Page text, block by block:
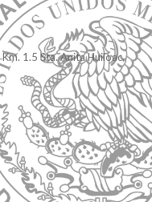
1.5 Sta. Anita Huiloac,